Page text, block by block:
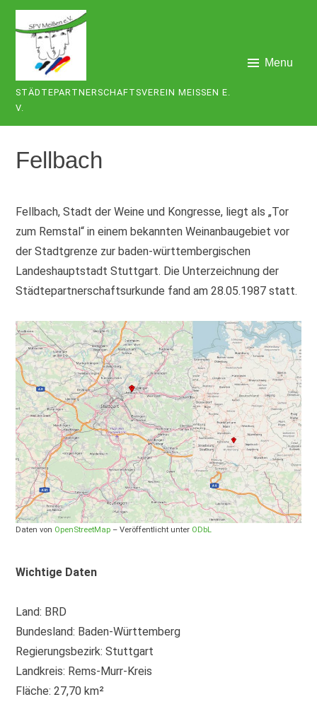
Skip
content
STÄDTEPARTNERSCHAFTSVEREIN MEISSEN E. V
.
Menu
Fellbach
Fellbach, Stadt der Weine und Kongresse, liegt als „Tor
zum Remstal“ in einem bekannten Weinanbaugebiet vor
der Stadtgrenze zur baden-württembergischen
Landeshauptstadt Stuttgart. Die Unterzeichnung der
Städtepartnerschaftsurkunde fand am 28.05.1987 statt.
Daten von OpenStreetMap – Veröffentlicht unter ODbL
Wichtige Daten
Land: BRD
Bundesland: Baden-Württemberg
Regierungsbezirk: Stuttgart
Landkreis: Rems-Murr-Kreis
Fläche: 27,70 km²